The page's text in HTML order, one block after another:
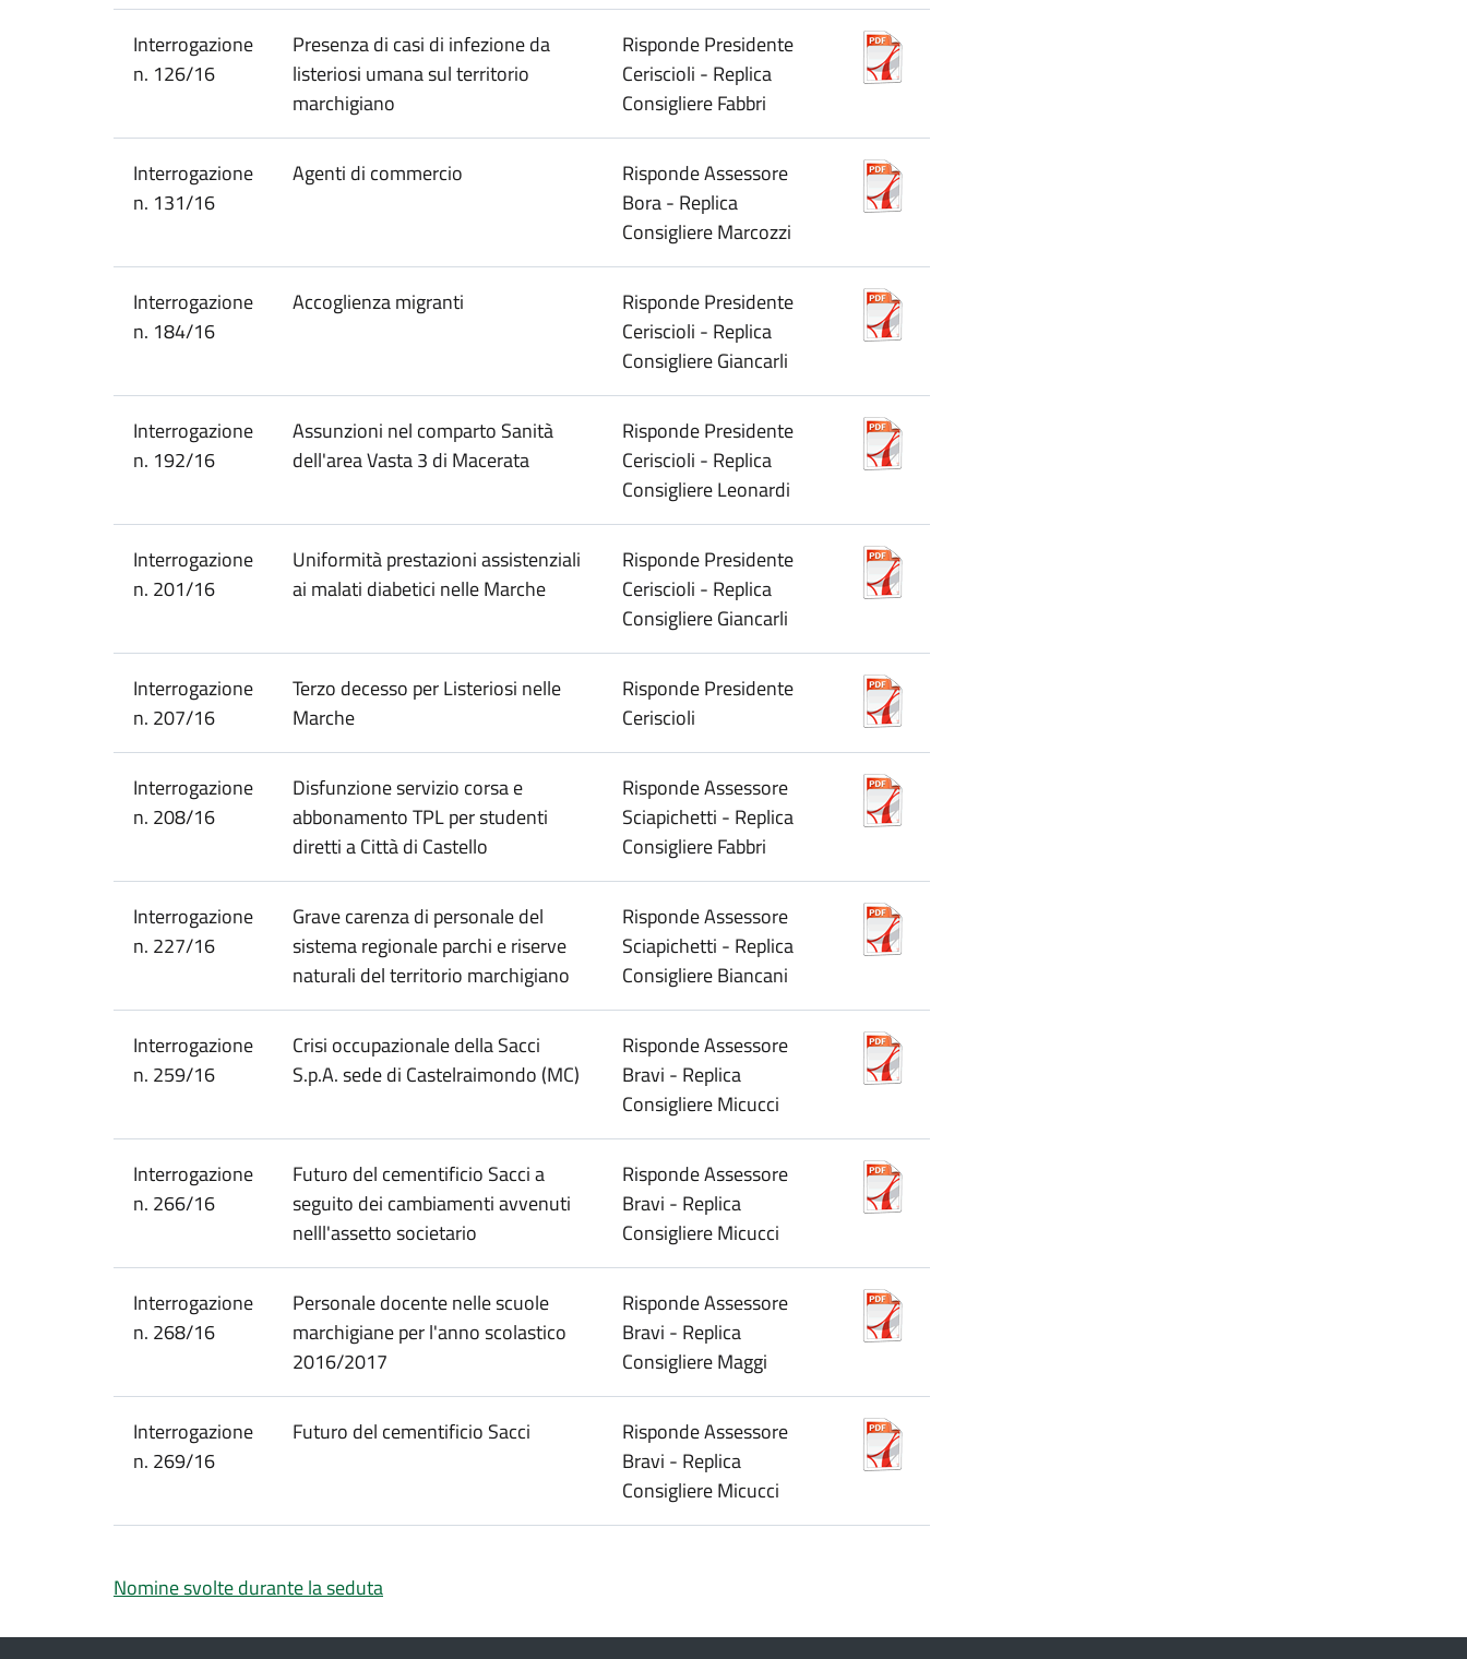
Interrogazione
n. 126/16
Presenza di casi di infezione da
listeriosi umana sul territorio
marchigiano
Risponde Presidente
Ceriscioli - Replica
Consigliere Fabbri
Interrogazione
n. 131/16
Agenti di commercio
Risponde Assessore
Bora - Replica
Consigliere Marcozzi
Interrogazione
n. 184/16
Accoglienza migranti
Risponde Presidente
Ceriscioli - Replica
Consigliere Giancarli
Interrogazione
n. 192/16
Assunzioni nel comparto Sanità
dell'area Vasta 3 di Macerata
Risponde Presidente
Ceriscioli - Replica
Consigliere Leonardi
Interrogazione
n. 201/16
Uniformità prestazioni assistenziali
ai malati diabetici nelle Marche
Risponde Presidente
Ceriscioli - Replica
Consigliere Giancarli
Interrogazione
n. 207/16
Terzo decesso per Listeriosi nelle
Marche
Risponde Presidente
Ceriscioli
Interrogazione
n. 208/16
Disfunzione servizio corsa e
abbonamento TPL per studenti
diretti a Città di Castello
Risponde Assessore
Sciapichetti - Replica
Consigliere Fabbri
Interrogazione
n. 227/16
Grave carenza di personale del
sistema regionale parchi e riserve
naturali del territorio marchigiano
Risponde Assessore
Sciapichetti - Replica
Consigliere Biancani
Interrogazione
n. 259/16
Crisi occupazionale della Sacci
S.p.A. sede di Castelraimondo (MC)
Risponde Assessore
Bravi - Replica
Consigliere Micucci
Interrogazione
n. 266/16
Futuro del cementificio Sacci a
seguito dei cambiamenti avvenuti
nelll'assetto societario
Risponde Assessore
Bravi - Replica
Consigliere Micucci
Interrogazione
n. 268/16
Personale docente nelle scuole
marchigiane per l'anno scolastico
2016/2017
Risponde Assessore
Bravi - Replica
Consigliere Maggi
Interrogazione
n. 269/16
Futuro del cementificio Sacci
Risponde Assessore
Bravi - Replica
Consigliere Micucci
Nomine svolte durante la seduta